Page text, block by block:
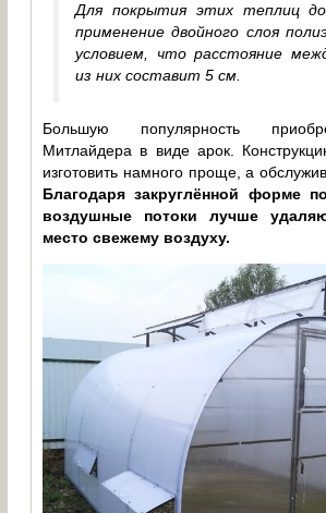
Для покрытия этих теплиц
применение двойного слоя
условием, что расстояние
из них составит 5 см.
Большую популярность
Митлайдера в виде арок.
изготовить намного проще, а
Благодаря закруглённой форме
воздушные потоки лучше
место свежему воздуху.